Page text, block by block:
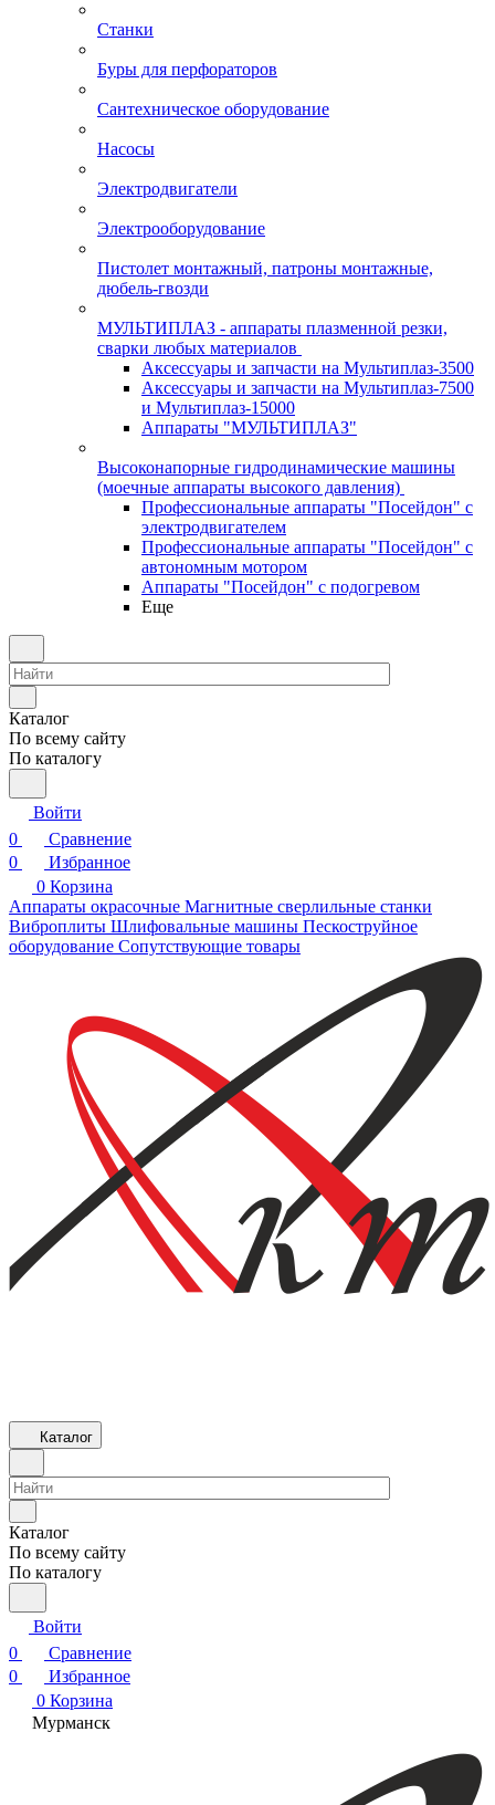
Станки
Буры для перфораторов
Сантехническое оборудование
Насосы
Электродвигатели
Электрооборудование
Пистолет монтажный, патроны монтажные,
дюбель-гвозди
МУЛЬТИПЛАЗ - аппараты плазменной резки,
сварки любых материалов
Аксессуары и запчасти на Мультиплаз-3500
Аксессуары и запчасти на Мультиплаз-7500
и Мультиплаз-15000
Аппараты "МУЛЬТИПЛАЗ"
Высоконапорные гидродинамические машины
(моечные аппараты высокого давления)
Профессиональные аппараты "Посейдон" с
электродвигателем
Профессиональные аппараты "Посейдон" с
автономным мотором
Аппараты "Посейдон" с подогревом
Еще
Каталог
По всему сайту
По каталогу
Войти
0
Сравнение
0
Избранное
0 Корзина
Аппараты окрасочные Магнитные сверлильные станки
Виброплиты Шлифовальные машины Пескоструйное
оборудование Сопутствующие товары
Каталог
Каталог
По всему сайту
По каталогу
Войти
0
Сравнение
0
Избранное
0 Корзина
Мурманск